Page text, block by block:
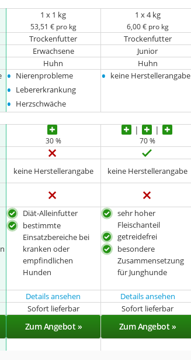
1 x 1 kg
53,51 € pro kg
1 x 4 kg
6,00 € pro kg
Trockenfutter Trockenfutter
Erwachsene Junior
Huhn Huhn
• Nierenprobleme
• Lebererkrankung
• Herzschwäche
• keine Herstellerangabe
30 % 70 %
keine Herstellerangabe keine Herstellerangabe
Diät-Alleinfutter
bestimmte
Einsatzbereiche bei
kranken oder
empfindlichen
Hunden
sehr hoher
Fleischanteil
getreidefrei
besondere
Zusammensetzung
für Junghunde
Details ansehen Details ansehen
Sofort lieferbar Sofort lieferbar
Zum Angebot » Zum Angebot »